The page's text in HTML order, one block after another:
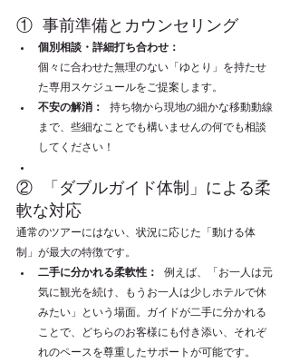
① 事前準備とカウンセリング
個別相談・詳細打ち合わせ：
個々に合わせた無理のない「ゆとり」を持たせ
た専用スケジュールをご提案します。
不安の解消：
持ち物から現地の細かな移動動線
まで、些細なことでも構いませんの何でも相談
してください！
② 「ダブルガイド体制」による柔
軟な対応
通常のツアーにはない、状況に応じた「動ける体
制」が最大の特徴です。
二手に分かれる柔軟性：
例えば、「お一人は元
気に観光を続け、もうお一人は少しホテルで休
みたい」という場面。ガイドが二手に分かれる
ことで、どちらのお客様にも付き添い、それぞ
れのペースを尊重したサポートが可能です。